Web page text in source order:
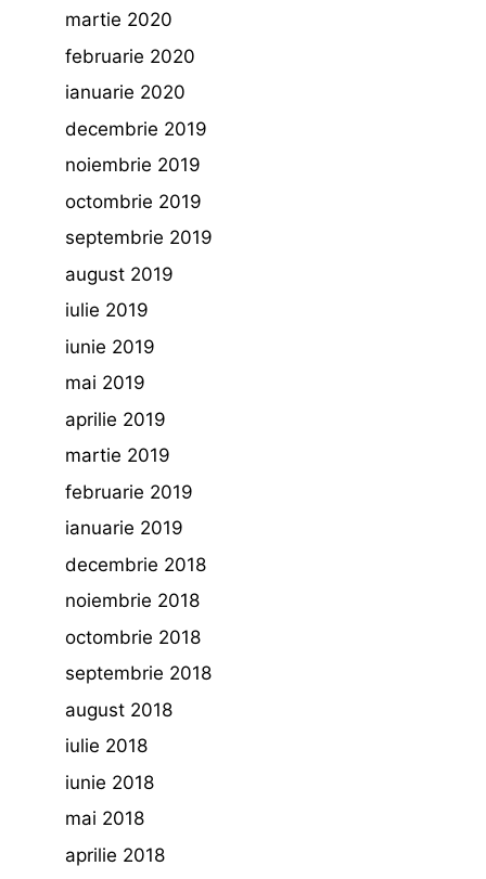
martie 2020
februarie 2020
ianuarie 2020
decembrie 2019
noiembrie 2019
octombrie 2019
septembrie 2019
august 2019
iulie 2019
iunie 2019
mai 2019
aprilie 2019
martie 2019
februarie 2019
ianuarie 2019
decembrie 2018
noiembrie 2018
octombrie 2018
septembrie 2018
august 2018
iulie 2018
iunie 2018
mai 2018
aprilie 2018